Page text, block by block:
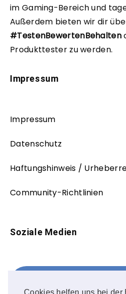
Cookies helfen uns bei der
im Gaming-Bereich und
Außerdem bieten wir dir
#TestenBewertenBehalten
Produkttester zu werden.
Impressum
Impressum
Datenschutz
Haftungshinweis /
Community-Richtlinien
Soziale Medien
FOLLOW ME!